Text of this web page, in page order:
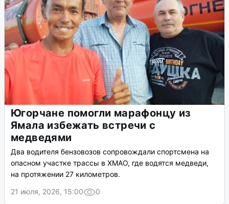
Югорчане помогли марафонцу из
Ямала избежать встречи с
медведями
Два водителя бензовозов сопровождали спортсмена на
опасном участке трассы в ХМАО, где водятся медведи,
на протяжении 27 километров.
21 июля, 2026, 15:00
0